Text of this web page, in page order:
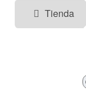
Tienda